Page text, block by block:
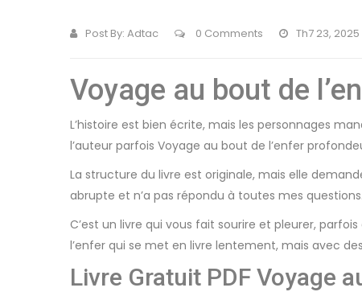
Post By: Adtac 0 Comments Th7 23, 2025
Voyage au bout de
L’histoire est bien écrite, mais les personnages
l’auteur parfois Voyage au bout de l’enfer
La structure du livre est originale, mais elle
abrupte et n’a pas répondu à toutes mes
C’est un livre qui vous fait sourire et pleurer,
l’enfer qui se met en livre lentement, mais avec
Livre Gratuit PDF Voyage